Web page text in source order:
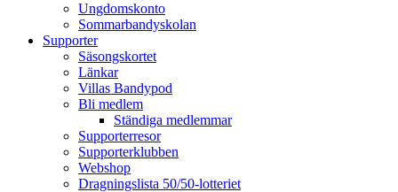
Ungdomskonto
Sommarbandyskolan
Supporter
Säsongskortet
Länkar
Villas Bandypod
Bli medlem
Ständiga medlemmar
Supporterresor
Supporterklubben
Webshop
Dragningslista 50/50-lotteriet